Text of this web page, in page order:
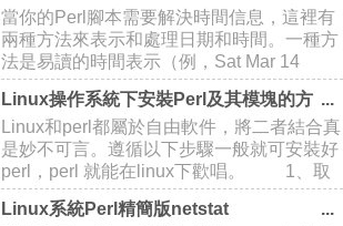
互轉換的方法
當你的Perl腳本需要解決時間信息，這裡有
兩種方法來表示和處理日期和時間。一種方
法是易讀的時間表示（例，Sat Mar 14
10:14:05 EDT 2015），另外一種是使用
UNIX時間戳（也叫“新紀元時間”），這是從
1970年1
Linux操作系統下安裝Perl及其模塊的方
法Linux和perl都屬於自由軟件，將二者結合真
是妙不可言。遵循以下步驟一般就可安裝好
perl，perl 就能在linux下歡唱。 1、取
得最新版本的 perl，當前版本為 5.6.0,即
stable.tar.gz。 2、解文件包： g
Linux系統Perl精簡版netstat